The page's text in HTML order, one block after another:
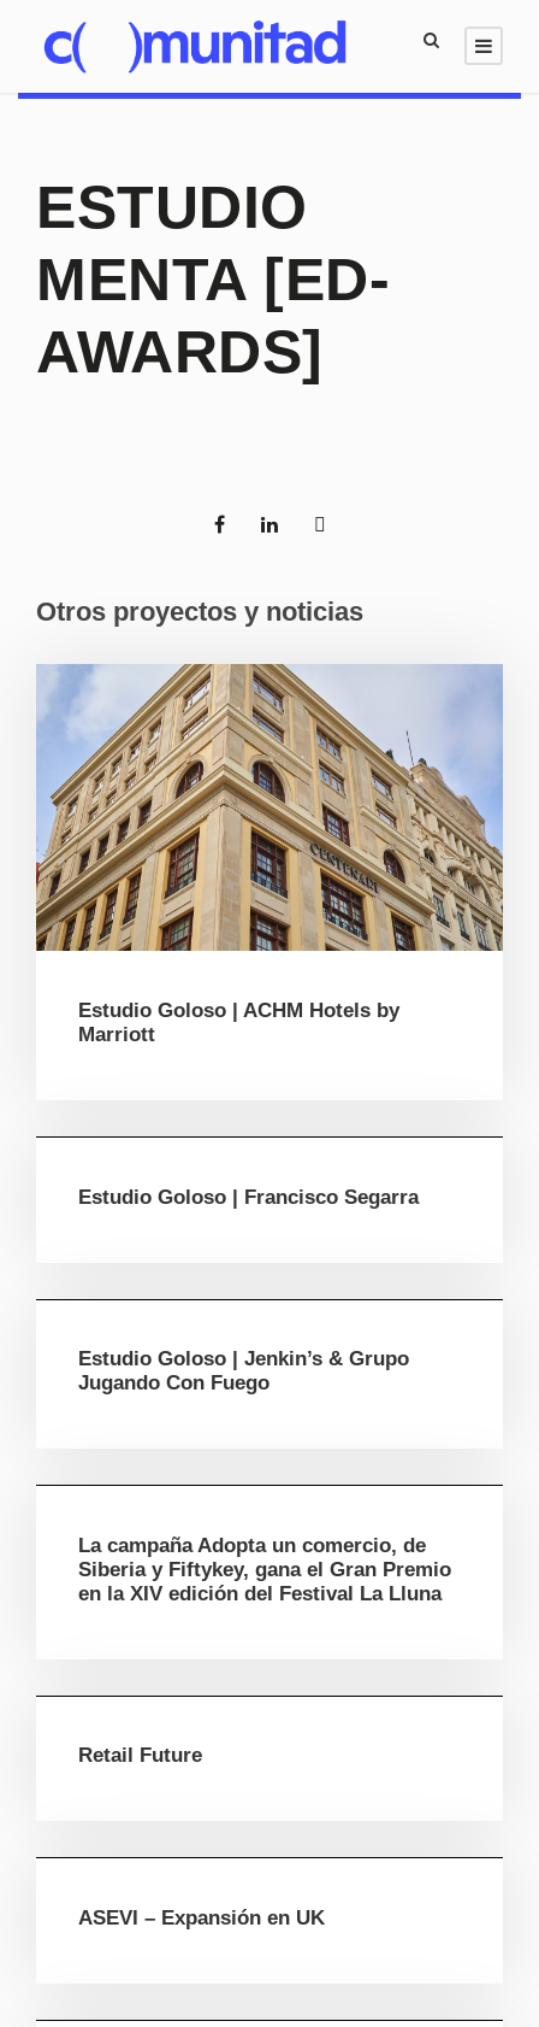
ESTUDIO
MENTA [ED-
AWARDS]
Otros proyectos y noticias
Estudio Goloso | ACHM Hotels by
Marriott
Estudio Goloso | Francisco Segarra
Estudio Goloso | Jenkin’s & Grupo
Jugando Con Fuego
La campaña Adopta un comercio, de
Siberia y Fiftykey, gana el Gran Premio
en la XIV edición del Festival La Lluna
Retail Future
ASEVI – Expansión en UK